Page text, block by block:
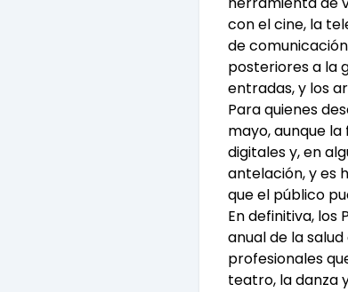
con el cine, la
de
posteriores a la
entradas, y los
Para quienes
mayo, aunque
digitales y, en
antelación, y es
que el público
En definitiva,
anual de la
profesionales
teatro, la danza